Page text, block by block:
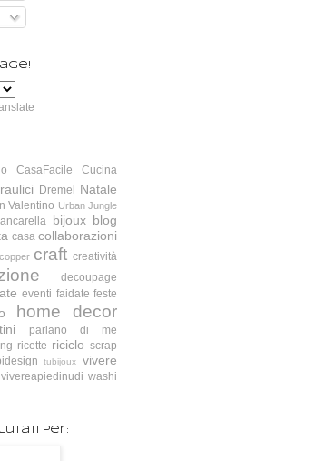
CasaFacile Cucina
Dremel Natale
Valentino Urban Jungle
bijoux blog
casa collaborazioni
copper craft creatività
decoupage
eventi faidate feste
home decor
parlano di me
ricette riciclo scrap
tubijoux
vivere
vivereapiedinudi washi
per: